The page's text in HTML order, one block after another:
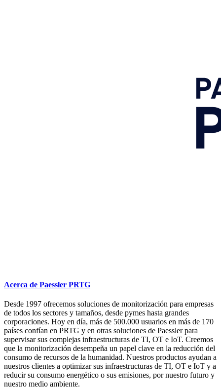
Acerca de Paessler PRTG
Desde 1997 ofrecemos soluciones de monitorización para empresas
de todos los sectores y tamaños, desde pymes hasta grandes
corporaciones. Hoy en día, más de 500.000 usuarios en más de 170
países confían en PRTG y en otras soluciones de Paessler para
supervisar sus complejas infraestructuras de TI, OT e IoT. Creemos
que la monitorización desempeña un papel clave en la reducción del
consumo de recursos de la humanidad. Nuestros productos ayudan a
nuestros clientes a optimizar sus infraestructuras de TI, OT e IoT y a
reducir su consumo energético o sus emisiones, por nuestro futuro y
nuestro medio ambiente.